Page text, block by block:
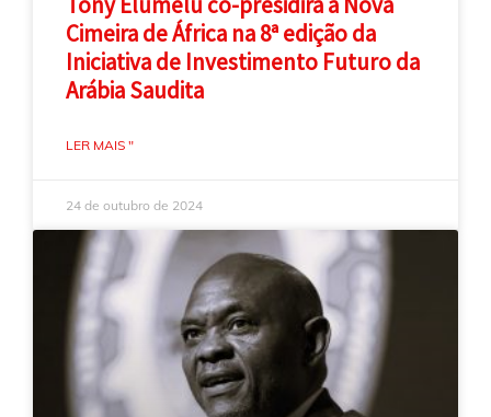
Cimeira de África na 8ª edição da
Iniciativa de Investimento Futuro da
Arábia Saudita
LER MAIS "
24 de outubro de 2024